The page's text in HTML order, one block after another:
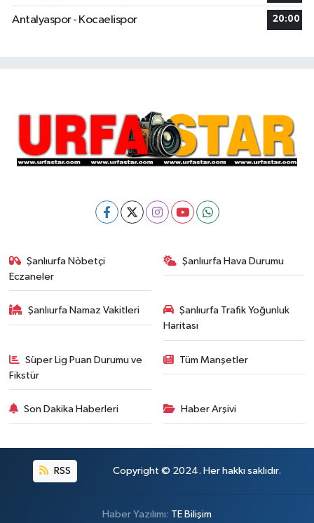
Antalyaspor - Kocaelispor 20:00
Şanlıurfa Nöbetçi
Eczaneler
Şanlıurfa Hava Durumu
Şanlıurfa Namaz Vakitleri
Şanlıurfa Trafik Yoğunluk
Haritası
Süper Lig Puan Durumu ve
Fikstür
Tüm Manşetler
Son Dakika Haberleri Haber Arşivi
RSS Copyright © 2024. Her hakkı saklıdır.
Haber Yazılımı: TE Bilişim